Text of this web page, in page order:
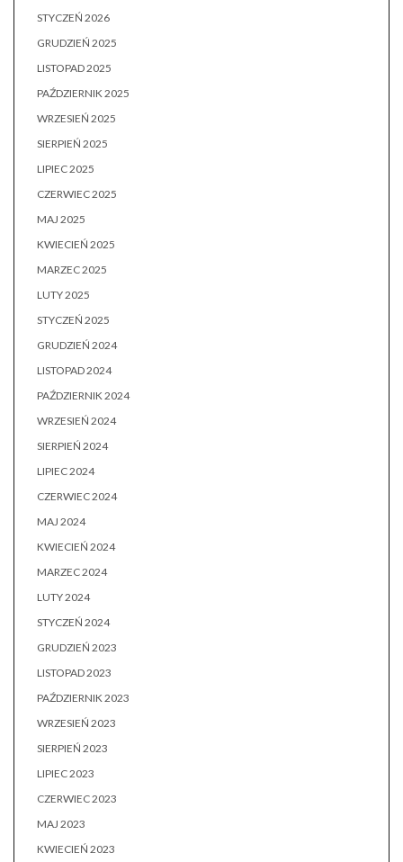
STYCZEŃ 2026
GRUDZIEŃ 2025
LISTOPAD 2025
PAŹDZIERNIK 2025
WRZESIEŃ 2025
SIERPIEŃ 2025
LIPIEC 2025
CZERWIEC 2025
MAJ 2025
KWIECIEŃ 2025
MARZEC 2025
LUTY 2025
STYCZEŃ 2025
GRUDZIEŃ 2024
LISTOPAD 2024
PAŹDZIERNIK 2024
WRZESIEŃ 2024
SIERPIEŃ 2024
LIPIEC 2024
CZERWIEC 2024
MAJ 2024
KWIECIEŃ 2024
MARZEC 2024
LUTY 2024
STYCZEŃ 2024
GRUDZIEŃ 2023
LISTOPAD 2023
PAŹDZIERNIK 2023
WRZESIEŃ 2023
SIERPIEŃ 2023
LIPIEC 2023
CZERWIEC 2023
MAJ 2023
KWIECIEŃ 2023